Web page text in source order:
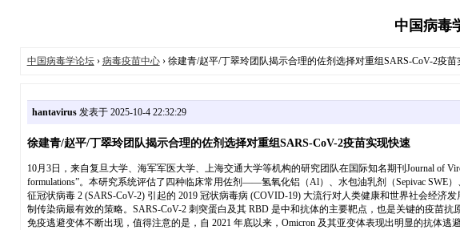
中国病毒
中国病毒学论坛› 病毒疫苗中心› 徐建青/赵平/丁翠玲团队揭示合理的佐剂选择对重组SARS-CoV-2疫苗
hantavirus发表于 2025-10-4 22:32:29
徐建青/赵平/丁翠玲团队揭示合理的佐剂选择对重组SARS-CoV-2疫苗实现快速
10月3日，来自复旦大学、海军军医大学、上海交通大学等机构的研究团队在国际知名期刊Journal of
formulations”。本研究系统评估了四种临床常用佐剂——氢氧化铝（Al）、水包油乳剂（Sepivac
征冠状病毒 2 (SARS-CoV-2) 引起的 2019 冠状病毒病 (COVID-19) 大流行对人类健康和世界社会经
制传染病最有效的策略。SARS-CoV-2 刺突蛋白及其 RBD 是中和抗体的主要靶点，也是关键的疫苗
免疫逃避变体不断出现，值得注意的是，自 2021 年底以来，Omicron 及其亚变体表现出明显的抗体